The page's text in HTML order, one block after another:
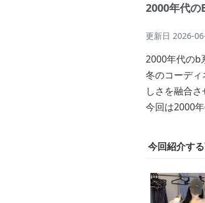
2000年代の
更新日 2026-
2000年代のb
冬のコーデ
しさを融合さ
今回は2000
今回紹介す